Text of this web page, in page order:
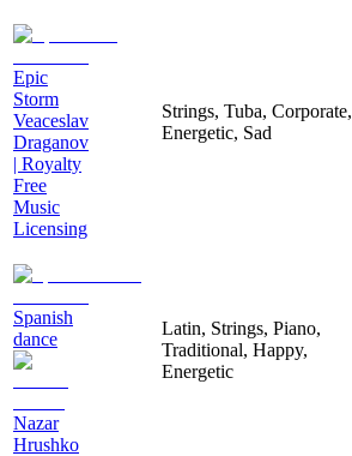
Epic
Storm
Veaceslav
Draganov
| Royalty
Free
Music
Licensing
Strings, Tuba, Corporate,
Energetic, Sad
Spanish
dance
Nazar
Hrushko
Latin, Strings, Piano,
Traditional, Happy,
Energetic